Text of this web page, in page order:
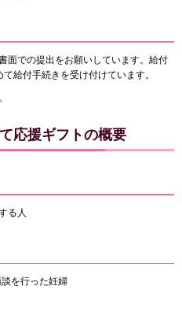
面での提出をお願いしています。給付
給付手続きを受け付けています。
応援ギフトの概要
る人
を行った妊婦